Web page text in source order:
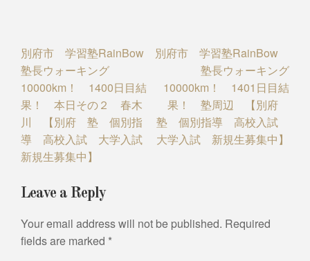
Post
navigation
別府市 学習塾RainBow
塾長ウォーキング
10000km！ 1400日目結
果！ 本日その２ 春木
川 【別府 塾 個別指
導 高校入試 大学入試
新規生募集中】
別府市 学習塾RainBow
塾長ウォーキング
10000km！ 1401日目結
果！ 塾周辺 【別府
塾 個別指導 高校入試
大学入試 新規生募集中】
Leave a Reply
Your email address will not be published. Required
fields are marked *